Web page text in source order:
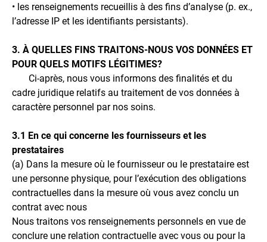
• les renseignements recueillis à des fins d’analyse (p. ex.,
l’adresse IP et les identifiants persistants).
3. À QUELLES FINS TRAITONS-NOUS VOS DONNÉES ET
POUR QUELS MOTIFS LÉGITIMES?
Ci-après, nous vous informons des finalités et du
cadre juridique relatifs au traitement de vos données à
caractère personnel par nos soins.
3.1 En ce qui concerne les fournisseurs et les
prestataires
(a) Dans la mesure où le fournisseur ou le prestataire est
une personne physique, pour l’exécution des obligations
contractuelles dans la mesure où vous avez conclu un
contrat avec nous
Nous traitons vos renseignements personnels en vue de
conclure une relation contractuelle avec vous ou pour la